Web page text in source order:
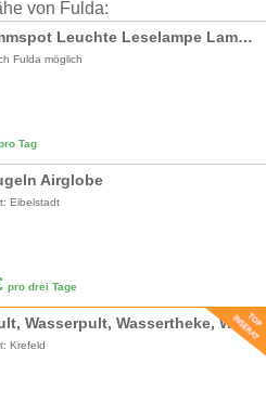
von Fulda:
LED Klemmspot Leuchte Leselampe Lampe Spot
Fulda möglich
Tag
Airglobe
Eibelstadt
pro drei Tage
Rednerpult, Wasserpult, Wassertheke, Wassersäule, Messetheke
Krefeld